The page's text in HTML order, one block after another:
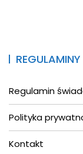
REGULAMINY
Regulamin
Polityka
Kontakt